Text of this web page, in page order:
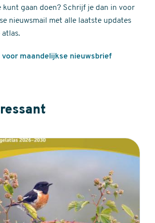
kunt gaan doen? Schrijf je dan in voor
nieuwsmail met alle laatste updates
atlas.
voor maandelijkse nieuwsbrief